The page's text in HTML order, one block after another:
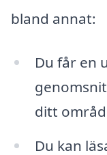
bland annat:
Du får en
ditt
Du kan